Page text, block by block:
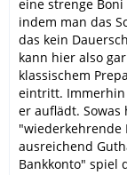
eine strenge
indem man das
das kein
kann hier also
klassischem
eintritt. Immerhin
er auflädt.
"wiederkehrende
ausreichend
Bankkonto" spiel